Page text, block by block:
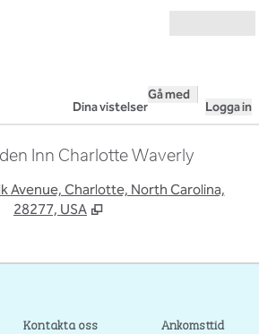
Dina vistelser
Gå med
Logga in
Inn Charlotte Waverly
Avenue, Charlotte, North Carolina,
28277, USA
Kontakta oss Ankomsttid